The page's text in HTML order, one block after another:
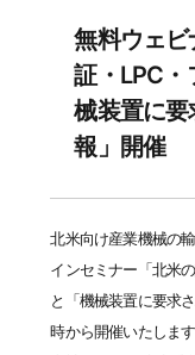
無料ウェ
証・LPC・
械装置に
報」開催
北米向け産業機械の
インセミナー「北米
と「機械装置に要求
時から開催いたします